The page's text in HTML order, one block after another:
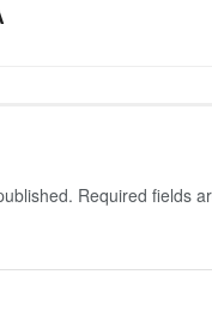
Required fields